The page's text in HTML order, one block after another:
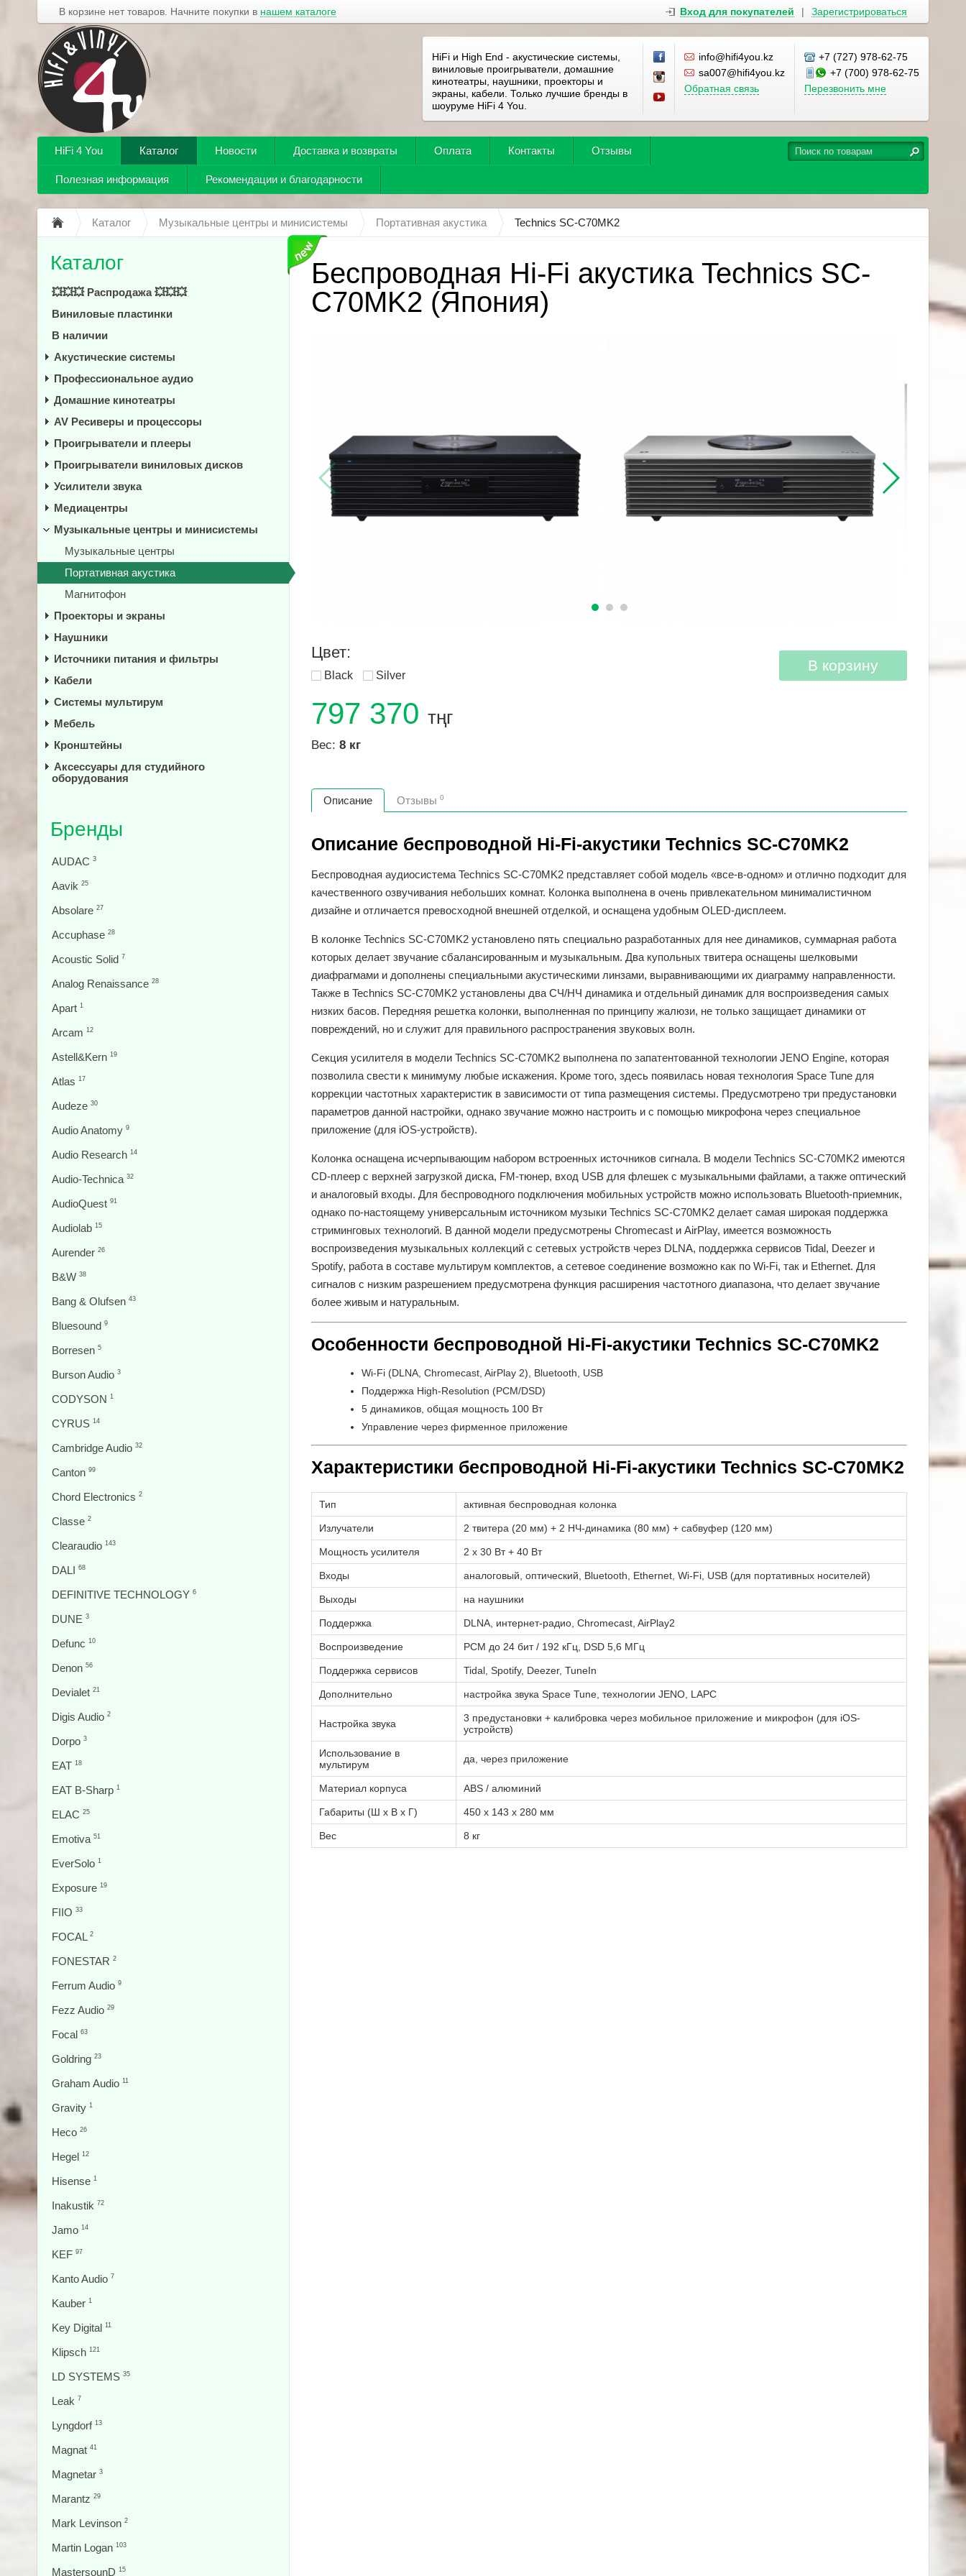
В корзине нет товаров. Начните покупки в нашем каталоге Вход для покупателей | Зарегистрироваться
HiFi и High End - акустические системы,
виниловые проигрыватели, домашние
кинотеатры, наушники, проекторы и
экраны, кабели. Только лучшие бренды в
шоуруме HiFi 4 You.
info@hifi4you.kz
sa007@hifi4you.kz
Обратная связь
+7 (727) 978-62-75
+7 (700) 978-62-75
Перезвонить мне
HiFi 4 You Каталог Новости Доставка и возвраты Оплата Контакты Отзывы
Полезная информация Рекомендации и благодарности
Каталог Музыкальные центры и минисистемы Портативная акустика Technics SC-C70MK2
Беспроводная Hi-Fi акустика Technics SC-
C70MK2 (Япония)
Цвет:
Black Silver
797 370 тңг
Вес: 8 кг
В корзину
Описание Отзывы 0
Описание беспроводной Hi-Fi-акустики Technics SC-C70MK2
Беспроводная аудиосистема Technics SC-C70MK2 представляет собой модель «все-в-одном» и отлично подходит для
качественного озвучивания небольших комнат. Колонка выполнена в очень привлекательном минималистичном
дизайне и отличается превосходной внешней отделкой, и оснащена удобным OLED-дисплеем.
В колонке Technics SC-C70MK2 установлено пять специально разработанных для нее динамиков, суммарная работа
которых делает звучание сбалансированным и музыкальным. Два купольных твитера оснащены шелковыми
диафрагмами и дополнены специальными акустическими линзами, выравнивающими их диаграмму направленности.
Также в Technics SC-C70MK2 установлены два СЧ/НЧ динамика и отдельный динамик для воспроизведения самых
низких басов. Передняя решетка колонки, выполненная по принципу жалюзи, не только защищает динамики от
повреждений, но и служит для правильного распространения звуковых волн.
Секция усилителя в модели Technics SC-C70MK2 выполнена по запатентованной технологии JENO Engine, которая
позволила свести к минимуму любые искажения. Кроме того, здесь появилась новая технология Space Tune для
коррекции частотных характеристик в зависимости от типа размещения системы. Предусмотрено три предустановки
параметров данной настройки, однако звучание можно настроить и с помощью микрофона через специальное
приложение (для iOS-устройств).
Колонка оснащена исчерпывающим набором встроенных источников сигнала. В модели Technics SC-C70MK2 имеются
CD-плеер с верхней загрузкой диска, FM-тюнер, вход USB для флешек с музыкальными файлами, а также оптический
и аналоговый входы. Для беспроводного подключения мобильных устройств можно использовать Bluetooth-приемник,
однако по-настоящему универсальным источником музыки Technics SC-C70MK2 делает самая широкая поддержка
стриминговых технологий. В данной модели предусмотрены Chromecast и AirPlay, имеется возможность
воспроизведения музыкальных коллекций с сетевых устройств через DLNA, поддержка сервисов Tidal, Deezer и
Spotify, работа в составе мультирум комплектов, а сетевое соединение возможно как по Wi-Fi, так и Ethernet. Для
сигналов с низким разрешением предусмотрена функция расширения частотного диапазона, что делает звучание
более живым и натуральным.
Особенности беспроводной Hi-Fi-акустики Technics SC-C70MK2
Wi-Fi (DLNA, Chromecast, AirPlay 2), Bluetooth, USB
Поддержка High-Resolution (PCM/DSD)
5 динамиков, общая мощность 100 Вт
Управление через фирменное приложение
Характеристики беспроводной Hi-Fi-акустики Technics SC-C70MK2
Тип активная беспроводная колонка
Излучатели 2 твитера (20 мм) + 2 НЧ-динамика (80 мм) + сабвуфер (120 мм)
Мощность усилителя 2 х 30 Вт + 40 Вт
Входы аналоговый, оптический, Bluetooth, Ethernet, Wi-Fi, USB (для портативных носителей)
Выходы на наушники
Поддержка DLNA, интернет-радио, Chromecast, AirPlay2
Воспроизведение PCM до 24 бит / 192 кГц, DSD 5,6 МГц
Поддержка сервисов Tidal, Spotify, Deezer, TuneIn
Дополнительно настройка звука Space Tune, технологии JENO, LAPC
Настройка звука
3 предустановки + калибровка через мобильное приложение и микрофон (для iOS-
устройств)
Использование в
мультирум
да, через приложение
Материал корпуса ABS / алюминий
Габариты (Ш х В х Г) 450 х 143 х 280 мм
Вес 8 кг
Каталог
💥💥💥 Распродажа 💥💥💥
Виниловые пластинки
В наличии
Акустические системы
Профессиональное аудио
Домашние кинотеатры
AV Ресиверы и процессоры
Проигрыватели и плееры
Проигрыватели виниловых дисков
Усилители звука
Медиацентры
Музыкальные центры и минисистемы
Музыкальные центры
Портативная акустика
Магнитофон
Проекторы и экраны
Наушники
Источники питания и фильтры
Кабели
Системы мультирум
Мебель
Кронштейны
Аксессуары для студийного
оборудования
Бренды
AUDAC 3
Aavik 25
Absolare 27
Accuphase 28
Acoustic Solid 7
Analog Renaissance 28
Apart 1
Arcam 12
Astell&Kern 19
Atlas 17
Audeze 30
Audio Anatomy 9
Audio Research 14
Audio-Technica 32
AudioQuest 91
Audiolab 15
Aurender 26
B&W 38
Bang & Olufsen 43
Bluesound 9
Borresen 5
Burson Audio 3
CODYSON 1
CYRUS 14
Cambridge Audio 32
Canton 99
Chord Electronics 2
Classe 2
Clearaudio 143
DALI 68
DEFINITIVE TECHNOLOGY 6
DUNE 3
Defunc 10
Denon 56
Devialet 21
Digis Audio 2
Dorpo 3
EAT 18
EAT B-Sharp 1
ELAC 25
Emotiva 51
EverSolo 1
Exposure 19
FIIO 33
FOCAL 2
FONESTAR 2
Ferrum Audio 9
Fezz Audio 29
Focal 63
Goldring 23
Graham Audio 11
Gravity 1
Heco 26
Hegel 12
Hisense 1
Inakustik 72
Jamo 14
KEF 97
Kanto Audio 7
Kauber 1
Key Digital 11
Klipsch 121
LD SYSTEMS 35
Leak 7
Lyngdorf 13
Magnat 41
Magnetar 3
Marantz 29
Mark Levinson 2
Martin Logan 103
MastersounD 15